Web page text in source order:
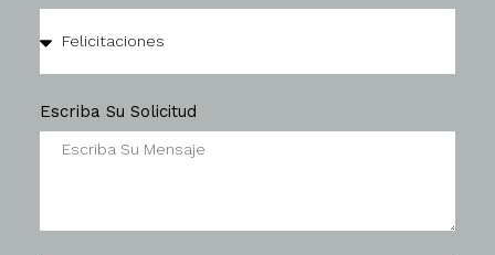
Escriba Su Solicitud